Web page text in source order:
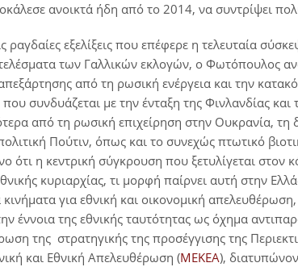
ανοικτά ήδη από το 2014, να συντρίψει
ραγδαίες εξελίξεις που επέφερε η τελευταία
των Γαλλικών εκλογών, ο Φωτόπουλος
από τη ρωσική ενέργεια και την
συνδυάζεται με την ένταξη της Φινλανδίας
από τη ρωσική επιχείρηση στην Ουκρανία, τη
Πούτιν, όπως και το συνεχώς πτωτικό
η κεντρική σύγκρουση που ξετυλίγεται στον
κυριαρχίας, τι μορφή παίρνει αυτή στην
κινήματα για εθνική και οικονομική
έννοια της εθνικής ταυτότητας ως όχημα
της στρατηγικής της προσέγγισης της
και Εθνική Απελευθέρωση (ΜΕΚΕΑ),